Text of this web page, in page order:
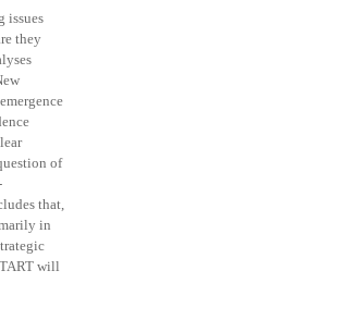
issues
they
of
that,
in
will